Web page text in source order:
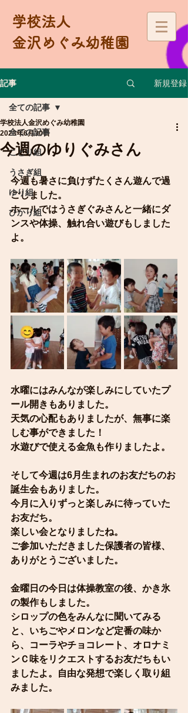
学校法人
金沢めぐみ幼稚園
記事 新規登録
全ての記事
ことり組
うさぎ組
ゆり組
ひかり組
全ての記事
今週のゆりぐみさん
学校法人金沢めぐみ幼稚園
2023年6月30日
今週も暑さに負けずたくさん遊んで過
ごしました。
ホールではうさぎぐみさんと一緒にダ
ンスや体操、触れ合い遊びもしました
よ。
水曜にはみんなが楽しみにしていたプ
ール開きもありました。
天気の心配もありましたが、無事に楽
しむ事ができました！
水遊びで使える金魚も作りましたよ。
そして今週は6月生まれのお友だちのお
誕生会もありました。
今月に入りずっと楽しみに待っていた
お友だち。
楽しい会となりましたね。
ご参加いただきました保護者の皆様、
ありがとうございました。
金曜日の今日は体操教室の後、かき氷
の製作もしました。
シロップの色をみんなに聞いてみる
と、いちごやメロンなど定番の味か
ら、コーラやチョコレート、オロナミ
ンＣ味をリクエストするお友だちもい
ましたよ。自由な発想で楽しく取り組
みました。